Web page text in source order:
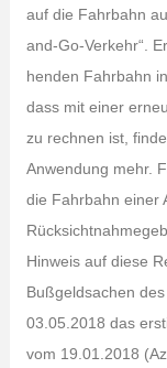
auf die Fahrbahn
and-Go-Verkehr“.
henden Fahrbahn
dass mit einer
zu rechnen ist,
Anwendung mehr.
die Fahrbahn einer
Hinweis auf diese
Bußgeldsachen
03.05.2018 das
vom 19.01.2018